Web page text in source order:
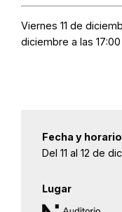
Viernes 11 de
diciembre a las
Fecha y horario
Del 11 al 12 de
Lugar